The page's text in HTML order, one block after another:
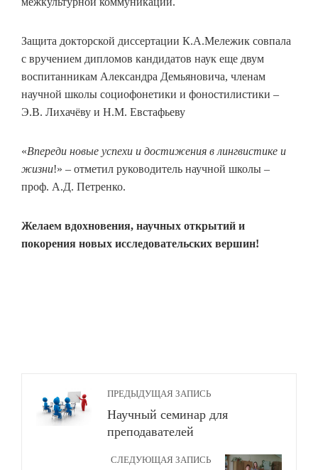
Защита докторской диссертации К.А.Мележик совпала
с вручением дипломов кандидатов наук еще двум
воспитанникам Александра Демьяновича, членам
научной школы социофонетики и фоностилистики –
Э.В. Лихачёву и Н.М. Евстафьеву
«Впереди новые успехи и достижения в лингвистике и
жизни!» – отметил руководитель научной школы –
проф. А.Д. Петренко.
Желаем вдохновения, научных открытий и
покорения новых исследовательских вершин!
ПРЕДЫДУЩАЯ ЗАПИСЬ
Научный семинар для
преподавателей
СЛЕДУЮЩАЯ ЗАПИСЬ